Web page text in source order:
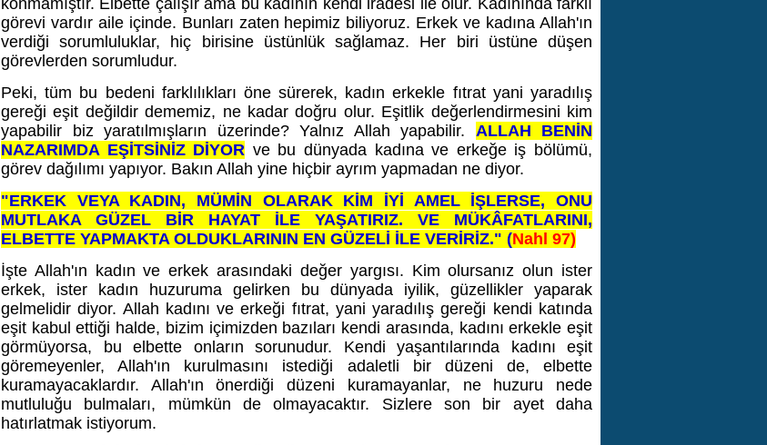
konmamıştır. Elbette çalışır ama bu kadının kendi iradesi ile olur. Kadınında farklı
görevi vardır aile içinde. Bunları zaten hepimiz biliyoruz. Erkek ve kadına Allah'ın
verdiği sorumluluklar, hiç birisine üstünlük sağlamaz. Her biri üstüne düşen
görevlerden sorumludur.
Peki, tüm bu bedeni farklılıkları öne sürerek, kadın erkekle fıtrat yani yaradılış
gereği eşit değildir dememiz, ne kadar doğru olur. Eşitlik değerlendirmesini kim
yapabilir biz yaratılmışların üzerinde? Yalnız Allah yapabilir. ALLAH BENİN
NAZARIMDA EŞİTSİNİZ DİYOR ve bu dünyada kadına ve erkeğe iş bölümü,
görev dağılımı yapıyor. Bakın Allah yine hiçbir ayrım yapmadan ne diyor.
"ERKEK VEYA KADIN, MÜMİN OLARAK KİM İYİ AMEL İŞLERSE, ONU
MUTLAKA GÜZEL BİR HAYAT İLE YAŞATIRIZ. VE MÜKÂFATLARINI,
ELBETTE YAPMAKTA OLDUKLARININ EN GÜZELİ İLE VERİRİZ." (Nahl 97)
İşte Allah'ın kadın ve erkek arasındaki değer yargısı. Kim olursanız olun ister
erkek, ister kadın huzuruma gelirken bu dünyada iyilik, güzellikler yaparak
gelmelidir diyor. Allah kadını ve erkeği fıtrat, yani yaradılış gereği kendi katında
eşit kabul ettiği halde, bizim içimizden bazıları kendi arasında, kadını erkekle eşit
görmüyorsa, bu elbette onların sorunudur. Kendi yaşantılarında kadını eşit
göremeyenler, Allah'ın kurulmasını istediği adaletli bir düzeni de, elbette
kuramayacaklardır. Allah'ın önerdiği düzeni kuramayanlar, ne huzuru nede
mutluluğu bulmaları, mümkün de olmayacaktır. Sizlere son bir ayet daha
hatırlatmak istiyorum.